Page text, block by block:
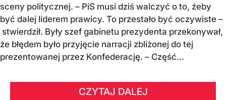
sceny politycznej. – PiS musi dziś walczyć o to, żeby
być dalej liderem prawicy. To przestało być oczywiste –
stwierdził. Były szef gabinetu prezydenta przekonywał,
że błędem było przyjęcie narracji zbliżonej do tej
prezentowanej przez Konfederację. – Część...
CZYTAJ DALEJ